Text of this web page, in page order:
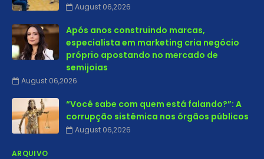
August 06,2026
Após anos construindo marcas,
especialista em marketing cria negócio
próprio apostando no mercado de
semijoias
August 06,2026
“Você sabe com quem está falando?”: A
corrupção sistêmica nos órgãos públicos
August 06,2026
ARQUIVO